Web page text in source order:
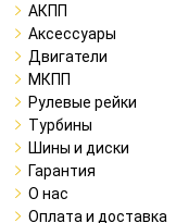
АКПП
Аксессуары
Двигатели
МКПП
Рулевые рейки
Турбины
Шины и диски
Гарантия
О нас
Оплата и доставка